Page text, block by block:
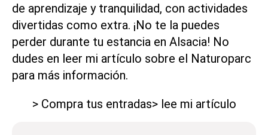
de aprendizaje y tranquilidad, con actividades
divertidas como extra. ¡No te la puedes
perder durante tu estancia en Alsacia! No
dudes en leer mi artículo sobre el Naturoparc
para más información.
> Compra tus entradas> lee mi artículo